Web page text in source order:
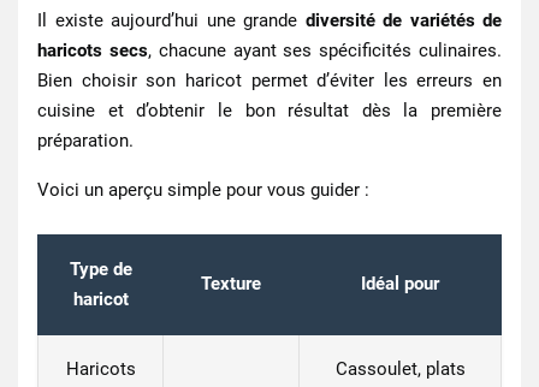
Il existe aujourd’hui une grande diversité de variétés de
haricots secs, chacune ayant ses spécificités culinaires.
Bien choisir son haricotpermet d’éviter les erreurs en
cuisine et d’obtenir le bon résultat dès la première
préparation.
Voici un aperçu simple pour vous guider :
Type de
haricot
Texture Idéal pour
Haricots
Cassoulet, plats